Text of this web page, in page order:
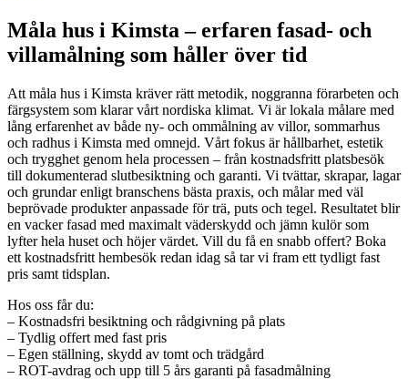
Måla hus i Kimsta – erfaren fasad- och
villamålning som håller över tid
Att måla hus i Kimsta kräver rätt metodik, noggranna förarbeten och
färgsystem som klarar vårt nordiska klimat. Vi är lokala målare med
lång erfarenhet av både ny- och ommålning av villor, sommarhus
och radhus i Kimsta med omnejd. Vårt fokus är hållbarhet, estetik
och trygghet genom hela processen – från kostnadsfritt platsbesök
till dokumenterad slutbesiktning och garanti. Vi tvättar, skrapar, lagar
och grundar enligt branschens bästa praxis, och målar med väl
beprövade produkter anpassade för trä, puts och tegel. Resultatet blir
en vacker fasad med maximalt väderskydd och jämn kulör som
lyfter hela huset och höjer värdet. Vill du få en snabb offert? Boka
ett kostnadsfritt hembesök redan idag så tar vi fram ett tydligt fast
pris samt tidsplan.
Hos oss får du:
– Kostnadsfri besiktning och rådgivning på plats
– Tydlig offert med fast pris
– Egen ställning, skydd av tomt och trädgård
– ROT-avdrag och upp till 5 års garanti på fasadmålning